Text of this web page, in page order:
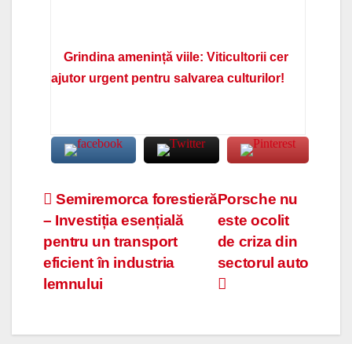
Grindina amenință viile: Viticultorii cer
ajutor urgent pentru salvarea culturilor!
Navigare
în
articole
Porsche nu
este ocolit
de criza din
sectorul auto
Semiremorca forestieră
– Investiția esențială
pentru un transport
eficient în industria
lemnului